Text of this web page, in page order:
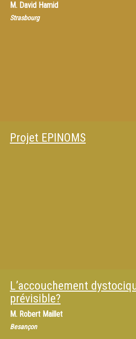
M. David Hamid
Strasbourg
Projet EPINOMS
L’accouchement
prévisible?
M. Robert Maillet
Besançon